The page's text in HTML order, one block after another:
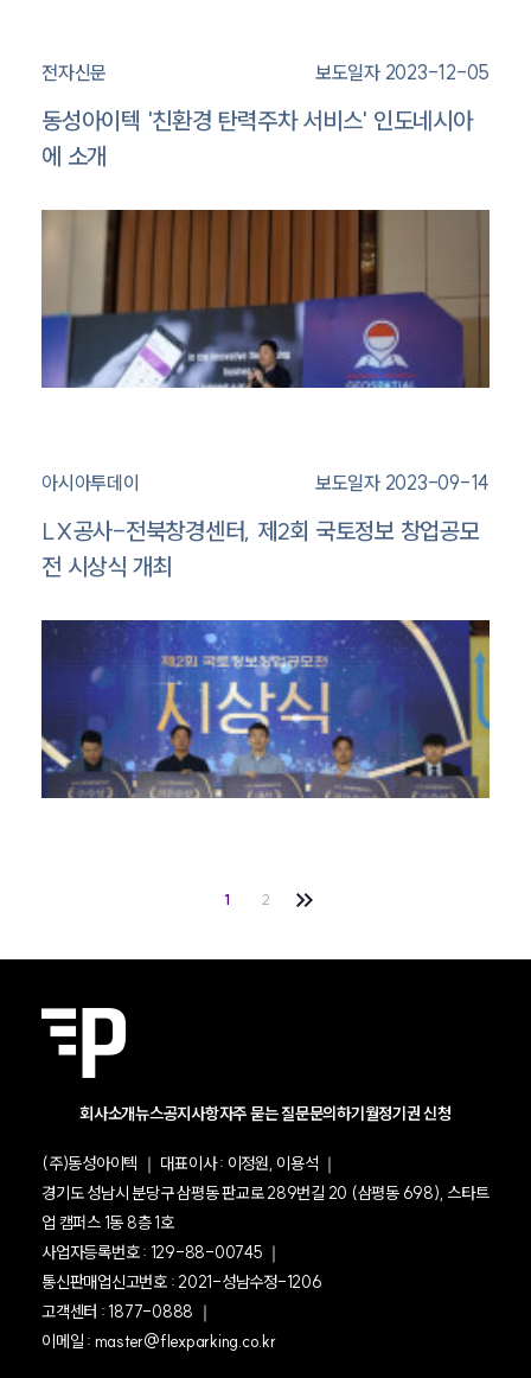
전자신문 보도일자 2023-12-05
동성아이텍 '친환경 탄력주차 서비스' 인도네시아
에 소개
아시아투데이 보도일자 2023-09-14
LX공사-전북창경센터, 제2회 국토정보 창업공모
전 시상식 개최
1 2
회사소개뉴스공지사항자주 묻는 질문문의하기월정기권 신청
(주)동성아이텍 ｜ 대표이사 : 이정원, 이용석 ｜
경기도 성남시 분당구 삼평동 판교로 289번길 20 (삼평동 698), 스타트
업 캠퍼스 1동 8층 1호
사업자등록번호 : 129-88-00745 ｜
통신판매업신고번호 : 2021-성남수정-1206
고객센터 : 1877-0888 ｜
이메일 : master@flexparking.co.kr